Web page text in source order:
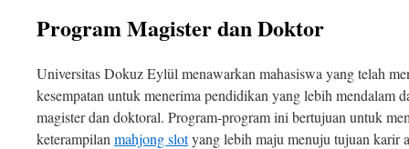
Program Magister dan Doktor
Universitas Dokuz Eylül menawarkan mahasiswa yang telah
kesempatan untuk menerima pendidikan yang lebih mendalam
magister dan doktoral. Program-program ini bertujuan untuk
keterampilan mahjong slotyang lebih maju menuju tujuan karir